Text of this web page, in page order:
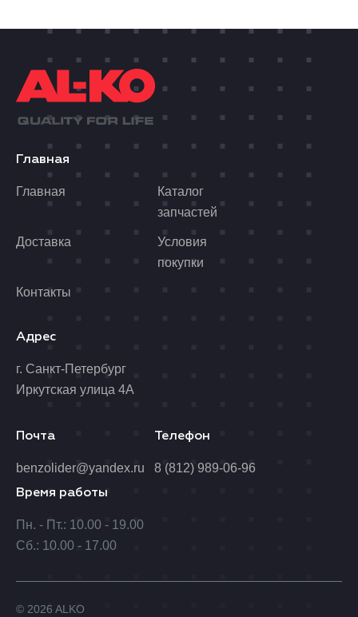
Главная
Главная
Каталог
запчастей
Доставка
Условия
покупки
Контакты
Адрес
г. Санкт-Петербург
Иркутская улица 4А
Время работы
Пн. - Пт.: 10.00 - 19.00
Сб.: 10.00 - 17.00
Почта
benzolider@yandex.ru
Телефон
8 (812) 989-06-96
© 2026 ALKO